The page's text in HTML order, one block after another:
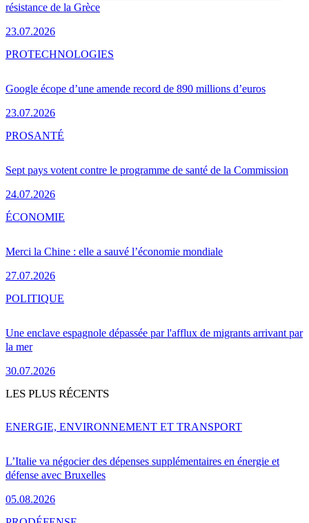
résistance de la Grèce
23.07.2026
Google écope d’une amende record de 890 millions d’euros
23.07.2026
PROTECHNOLOGIES
Sept pays votent contre le programme de santé de la Commission
24.07.2026
PROSANTÉ
Merci la Chine : elle a sauvé l’économie mondiale
27.07.2026
ÉCONOMIE
Une enclave espagnole dépassée par l'afflux de migrants arrivant par
la mer
30.07.2026
POLITIQUE
LES PLUS RÉCENTS
L’Italie va négocier des dépenses supplémentaires en énergie et
défense avec Bruxelles
05.08.2026
ENERGIE, ENVIRONNEMENT ET TRANSPORT